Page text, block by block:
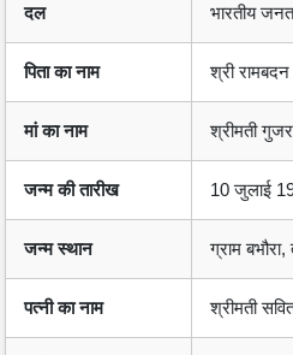
दल भारतीय
पिता का नाम श्री रामबदन
मां का नाम श्रीमती
जन्म की तारीख 10 जुलाई
जन्म स्थान ग्राम
पत्नी का नाम श्रीमती